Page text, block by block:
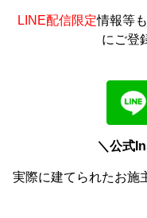
LINE配信限定情報等
にご登
＼公式
実際に建てられたお施